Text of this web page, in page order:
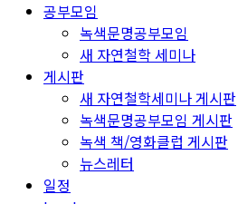
공부모임
녹색문명공부모임
새 자연철학 세미나
게시판
새 자연철학세미나 게시판
녹색문명공부모임 게시판
녹색 책/영화클럽 게시판
뉴스레터
일정